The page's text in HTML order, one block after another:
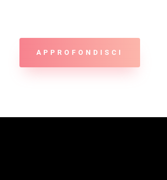
APPROFONDISCI